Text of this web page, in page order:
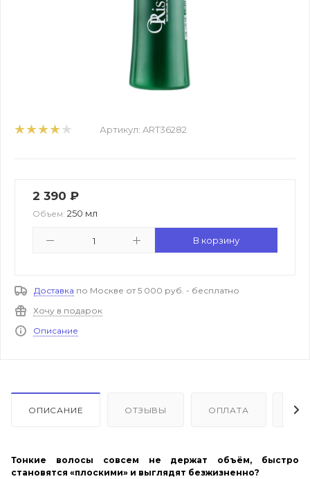
Артикул: ART36282
2 390 ₽
Объем: 250 мл
В корзину
Доставка по Москве от 5 000 руб. - бесплатно
Хочу в подарок
Описание
ОПИСАНИЕ ОТЗЫВЫ ОПЛАТА
Тонкие волосы совсем не держат объём, быстро
становятся «плоскими» и выглядят безжизненно?